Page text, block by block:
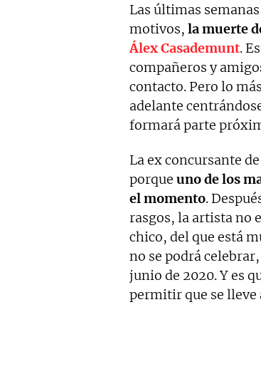
Las últimas
motivos, la muerte
Álex Casademunt.
compañeros y
contacto. Pero lo
adelante
formará parte
La ex concursante
porque uno de los
el momento.
rasgos, la artista no
chico, del que está
no se podrá celebrar,
junio de 2020. Y es
permitir que se lleve